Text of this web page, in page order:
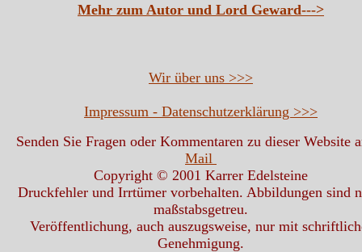
Mehr zum Autor und Lord Geward--->
Wir über uns >>>
Impressum - Datenschutzerklärung >>>
Senden Sie Fragen oder Kommentaren zu dieser Website
Mail
Copyright © 2001 Karrer Edelsteine
Druckfehler und Irrtümer vorbehalten. Abbildungen sind
maßstabsgetreu.
Veröffentlichung, auch auszugsweise, nur mit
Genehmigung.